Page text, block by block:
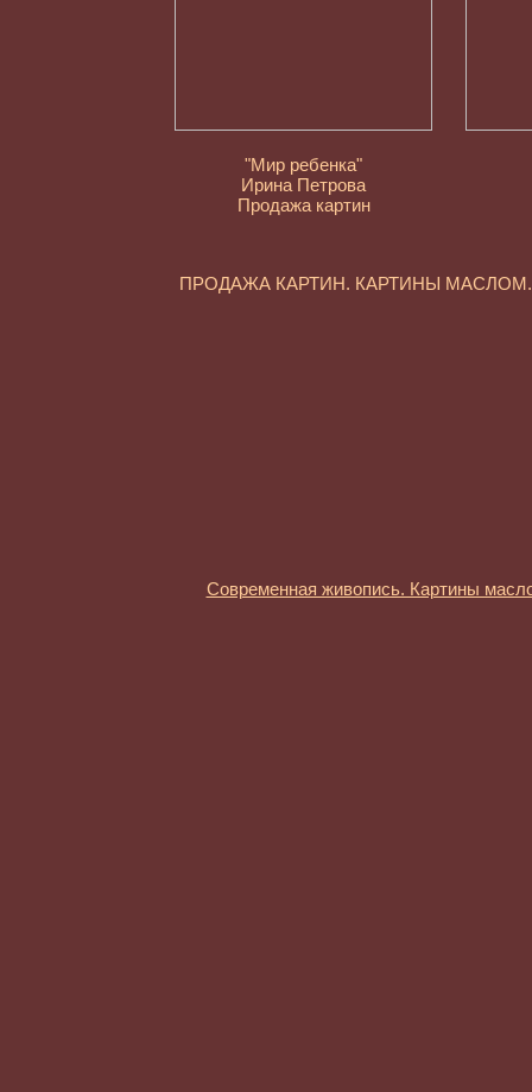
"Мир ребенка"
Ирина Петрова
Продажа картин
ПРОДАЖА КАРТИН. КАРТИНЫ
Современная живопись. Картины